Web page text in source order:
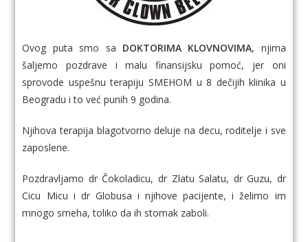
Ovog puta smo sa DOKTORIMA KLOVNOVIMA, njima
šaljemo pozdrave i malu finansijsku pomoć, jer oni
sprovode uspešnu terapiju SMEHOM u 8 dečijih klinika u
Beogradu i to već punih 9 godina.
Njihova terapija blagotvorno deluje na decu, roditelje i sve
zaposlene.
Pozdravljamo dr Čokoladicu, dr Zlatu Salatu, dr Guzu, dr
Cicu Micu i dr Globusa i njihove pacijente, i želimo im
mnogo smeha, toliko da ih stomak zaboli.